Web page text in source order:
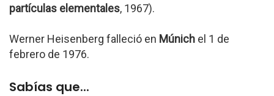
partículas elementales, 1967).
Werner Heisenberg falleció en Múnich el 1 de
febrero de 1976.
Sabías que...